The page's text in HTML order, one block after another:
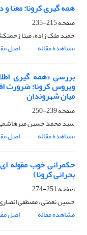
همه گیری کرونا: معنا
صفحه215-235
حمید ملک زاده، مینا
مشاهده مقاله
اصل
بررسی «همه گیری
ویروس کرونا؛ ضرورت
میان شهروندان
صفحه239-250
سید محمد حسین
مشاهده مقاله
اصل
حکمرانی خوب مقوله
بحرانی کرونا)
صفحه251-274
حسین نعمتی، مصطفی
مشاهده مقاله
اصل